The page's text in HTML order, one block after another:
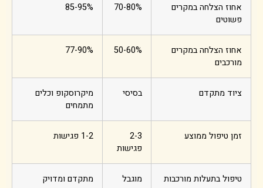
אחוז הצלחה במקרים
פשוטים
70-80%
85-95%
אחוז הצלחה במקרים
מורכבים
50-60%
77-90%
ציוד מתקדם בסיסי
מיקרוסקופ וכלים
מתמחים
זמן טיפול ממוצע
2-3
פגישות
1-2 פגישות
טיפול בתעלות מורכבות מוגבל מתקדם ומדויק